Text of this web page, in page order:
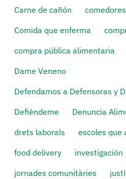
Carne de cañón
Comida que enferma
compra pública alimentaria
Dame Veneno
Defendamos a Defensoras y
Defiéndeme
Denuncia
drets laborals
escoles que
food delivery
investigación
jornades comunitàries